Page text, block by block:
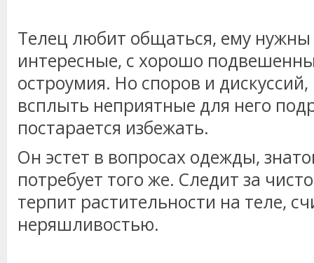
Телец любит общаться, ему нужны
интересные, с хорошо
остроумия. Но споров и
всплыть неприятные для него
постарается избежать.
Он эстет в вопросах одежды,
потребует того же. Следит за
терпит растительности на теле,
неряшливостью.